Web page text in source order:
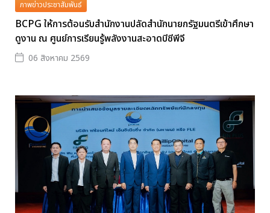
ภาพข่าวประชาสัมพันธ์
BCPG ให้การต้อนรับสำนักงานปลัดสำนักนายกรัฐมนตรีเข้าศึกษา
ดูงาน ณ ศูนย์การเรียนรู้พลังงานสะอาดบีซีพีจี
06 สิงหาคม 2569